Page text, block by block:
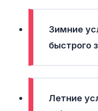
Зимние
быстрого
Летние